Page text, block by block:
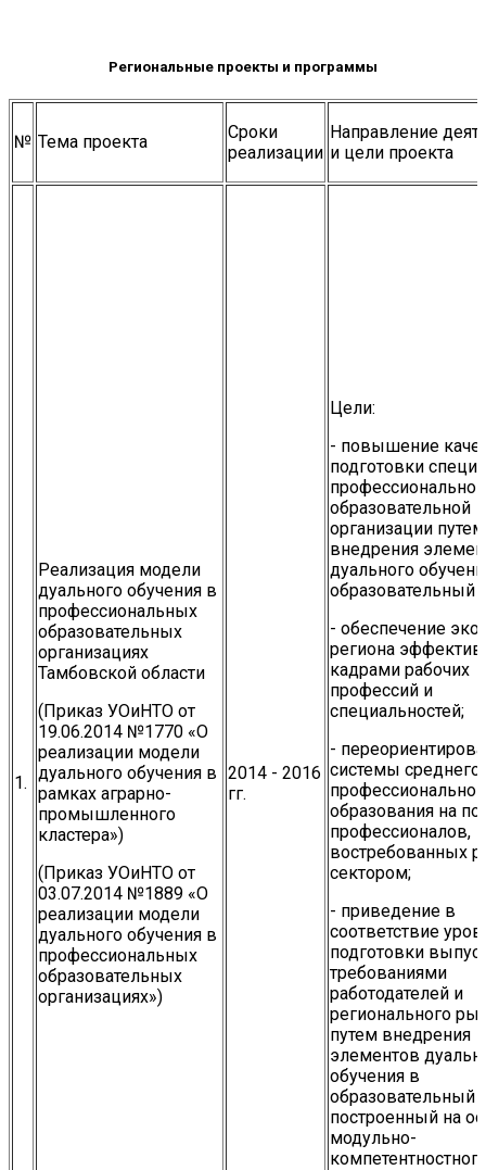
Региональные проекты и программы
№ Тема проекта
Сроки
реализации
Направление
и цели проекта
1.
Реализация модели
дуального обучения в
профессиональных
образовательных
организациях
Тамбовской области
(Приказ УОиНТО от
19.06.2014 №1770 «О
реализации модели
дуального обучения в
рамках аграрно-
промышленного
кластера»)
(Приказ УОиНТО от
03.07.2014 №1889 «О
реализации модели
дуального обучения в
профессиональных
образовательных
организациях»)
2014 - 2016
гг.
Цели:
- повышение
подготовки
профессиональной
образовательной
организации путем
внедрения
дуального
образовательный
- обеспечение
региона
кадрами рабочих
профессий и
специальностей;
-
системы среднего
образования на
профессионалов,
востребованных
сектором;
- приведение в
соответствие
подготовки
требованиями
работодателей и
регионального
путем внедрения
элементов
обучения в
образовательный
построенный на
модульно-